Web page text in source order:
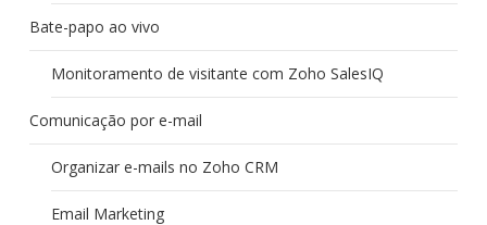
Bate-papo ao vivo
Monitoramento de visitante com Zoho SalesIQ
Comunicação por e-mail
Organizar e-mails no Zoho CRM
Email Marketing